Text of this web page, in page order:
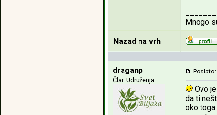
Mnogo
Nazad na vrh
draganp
Član Udruženja
Poslato:
Ovo
da ti
oko toga